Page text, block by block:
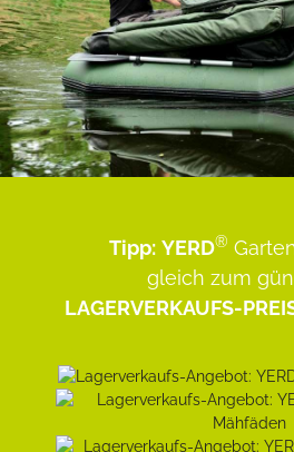
Tipp: YERD®
gleich zum
LAGERVERKAUFS-